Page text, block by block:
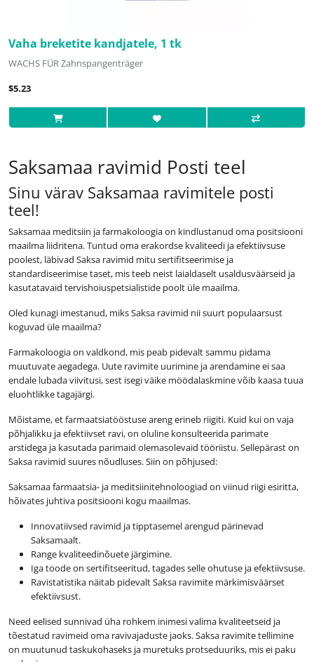
Vaha breketite kandjatele, 1 tk
WACHS FÜR Zahnspangenträger
$5.23
Saksamaa ravimid Posti teel
Sinu värav Saksamaa ravimitele posti
teel!
Saksamaa meditsiin ja farmakoloogia on kindlustanud oma positsiooni
maailma liidritena. Tuntud oma erakordse kvaliteedi ja efektiivsuse
poolest, läbivad Saksa ravimid mitu sertifitseerimise ja
standardiseerimise taset, mis teeb neist laialdaselt usaldusväärseid ja
kasutatavaid tervishoiuspetsialistide poolt üle maailma.
Oled kunagi imestanud, miks Saksa ravimid nii suurt populaarsust
koguvad üle maailma?
Farmakoloogia on valdkond, mis peab pidevalt sammu pidama
muutuvate aegadega. Uute ravimite uurimine ja arendamine ei saa
endale lubada viivitusi, sest isegi väike möödalaskmine võib kaasa tuua
eluohtlikke tagajärgi.
Mõistame, et farmaatsiatööstuse areng erineb riigiti. Kuid kui on vaja
põhjalikku ja efektiivset ravi, on oluline konsulteerida parimate
arstidega ja kasutada parimaid olemasolevaid tööriistu. Sellepärast on
Saksa ravimid suures nõudluses. Siin on põhjused:
Saksamaa farmaatsia- ja meditsiinitehnoloogiad on viinud riigi esiritta,
hõivates juhtiva positsiooni kogu maailmas.
Innovatiivsed ravimid ja tipptasemel arengud pärinevad
Saksamaalt.
Range kvaliteedinõuete järgimine.
Iga toode on sertifitseeritud, tagades selle ohutuse ja efektiivsuse.
Ravistatistika näitab pidevalt Saksa ravimite märkimisväärset
efektiivsust.
Need eelised sunnivad üha rohkem inimesi valima kvaliteetseid ja
tõestatud ravimeid oma ravivajaduste jaoks. Saksa ravimite tellimine
on muutunud taskukohaseks ja muretuks protseduuriks, mis ei paku